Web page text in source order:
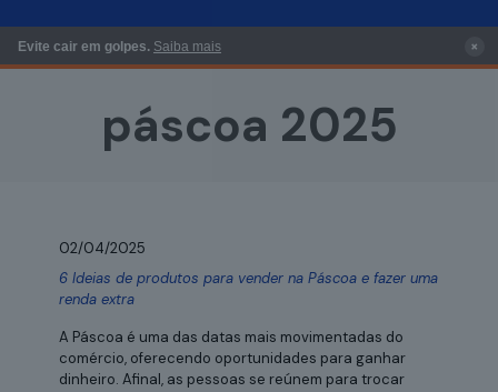
Evite cair em golpes. Saiba mais ×
páscoa 2025
02/04/2025
6 Ideias de produtos para vender na Páscoa e fazer uma
renda extra
A Páscoa é uma das datas mais movimentadas do
comércio, oferecendo oportunidades para ganhar
dinheiro. Afinal, as pessoas se reúnem para trocar